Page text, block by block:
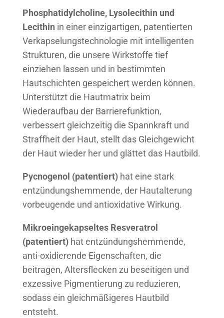
Phosphatidylcholine, Lysolecithin und
Lecithin in einer einzigartigen, patentierten
Verkapselungstechnologie mit intelligenten
Strukturen, die unsere Wirkstoffe tief
einziehen lassen und in bestimmten
Hautschichten gespeichert werden können.
Unterstützt die Hautmatrix beim
Wiederaufbau der Barrierefunktion,
verbessert gleichzeitig die Spannkraft und
Straffheit der Haut, stellt das Gleichgewicht
der Haut wieder her und glättet das Hautbild.
Pycnogenol (patentiert) hat eine stark
entzündungshemmende, der Hautalterung
vorbeugende und antioxidative Wirkung.
Mikroeingekapseltes Resveratrol
(patentiert) hat entzündungshemmende,
anti-oxidierende Eigenschaften, die
beitragen, Altersflecken zu beseitigen und
exzessive Pigmentierung zu reduzieren,
sodass ein gleichmäßigeres Hautbild
entsteht.